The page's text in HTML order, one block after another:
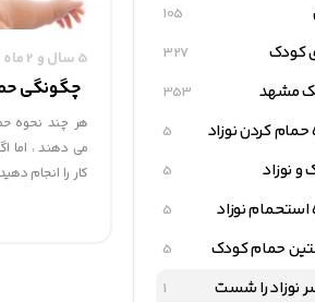
105
کودک 327
مشهد 353
کردن نوزاد 5
نوزاد 5
استحمام نوزاد 5
حمام کودک 5
نوزاد را شست 1
5 سال و 2 ماه قبل
چگونگی
هر چند نحوه
می دهند ، اما
کار را انجام